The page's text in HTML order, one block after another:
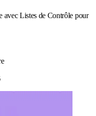
avec Listes de Contrôle pour